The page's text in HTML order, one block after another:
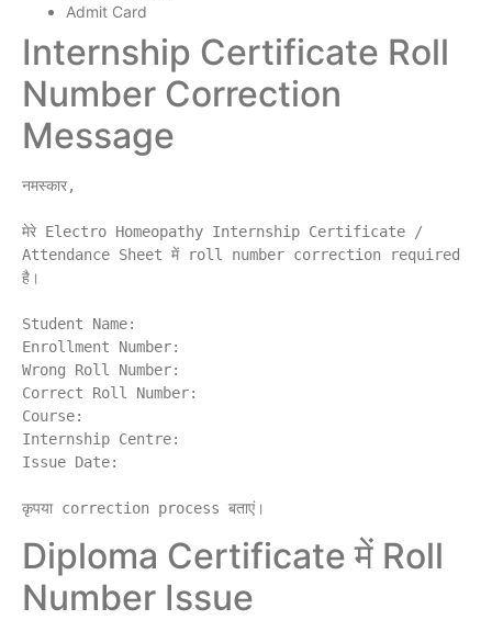
Admit Card
Internship Certificate Roll
Number Correction
Message
नमस्कार,
मेरे Electro Homeopathy Internship Certificate /
Attendance Sheet में roll number correction required
है।
Student Name:
Enrollment Number:
Wrong Roll Number:
Correct Roll Number:
Course:
Internship Centre:
Issue Date:
Diploma Certificate में Roll
Number Issue